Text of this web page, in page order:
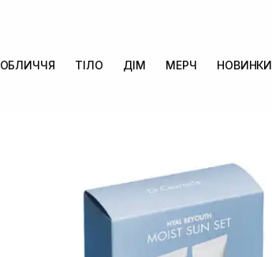
ОБЛИЧЧЯ ТІЛО ДІМ МЕРЧ НОВИНКИ